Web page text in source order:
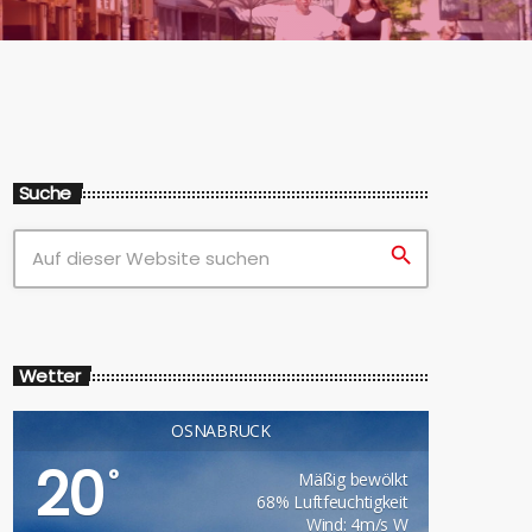
Suche
search
Wetter
OSNABRÜCK
20°
Mäßig bewölkt
68% Luftfeuchtigkeit
Wind: 4m/s W